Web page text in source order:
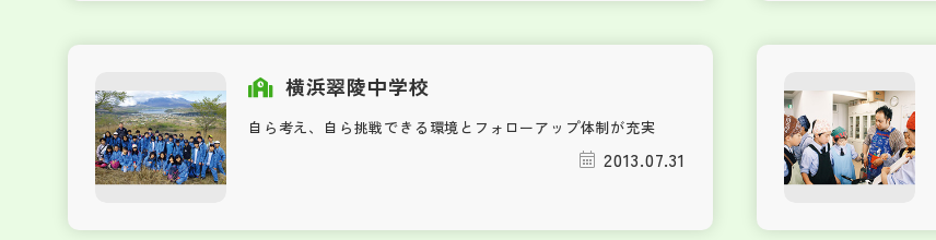
横浜翠陵中学校
自ら考え、自ら挑戦できる環境とフォローアップ体制が充実
2013.07.31